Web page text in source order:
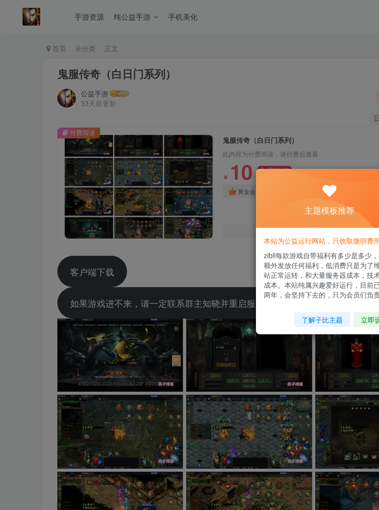
手游资源 纯公益手游 手机美化
首页 未分类 正文
鬼服传奇（白日门系列）
公益手游
33天前更新
鬼服传奇（白日门系列）
此内容为付费阅读，请付费后查看
￥ 10 限时特惠
黄金会员 免费
您当前未登录！建议登陆后
付费阅读
客户端下载
如果游戏进不来，请一定联系群主知晓并重启服务器，默认所有游戏只开一区
主题模板推荐
本站为公益运行网站，只收取微弱费
zibll每款游戏自带福利有多少是多少
额外发放任何福利，低消费只是为了
站正常运转，和大量服务器成本，技
成本。本站纯属兴趣爱好运行，目前
两年，会坚持下去的，只为会员们负
了解子比主题 立即